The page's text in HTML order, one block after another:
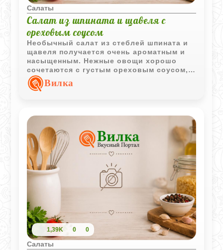
Салаты
Салат из шпината и щавеля с
ореховым соусом
Необычный салат из стеблей шпината и
щавеля получается очень ароматным и
насыщенным. Нежные овощи хорошо
сочетаются с густым ореховым соусом,
чесноком и свежей зеленью, создавая
яркий вкус с легкой кислинкой.
Вилка
1,39K 0 0
Салаты